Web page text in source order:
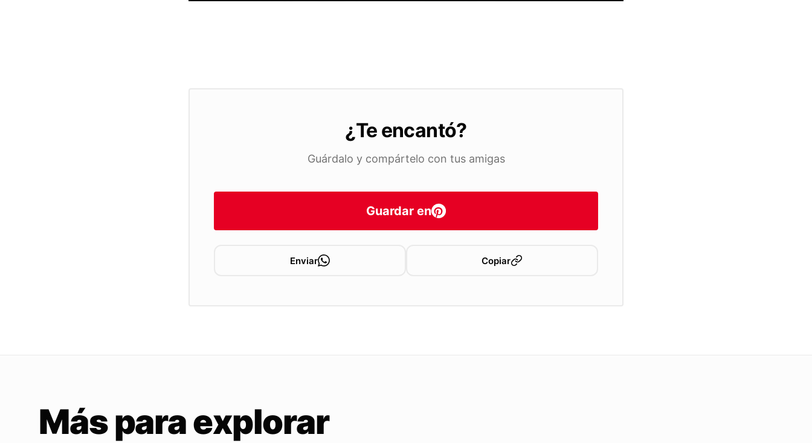
¿Te encantó?
Guárdalo y compártelo con tus amigas
Guardar en
Enviar Copiar
Más para explorar